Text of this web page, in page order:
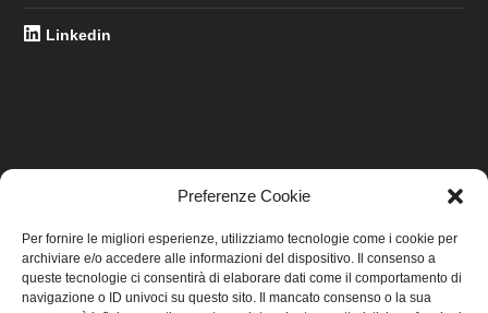
Preferenze Cookie
Per fornire le migliori esperienze, utilizziamo tecnologie come i cookie per
archiviare e/o accedere alle informazioni del dispositivo. Il consenso a
queste tecnologie ci consentirà di elaborare dati come il comportamento di
navigazione o ID univoci su questo sito. Il mancato consenso o la sua
Linkedin
Home